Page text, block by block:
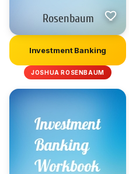
Investment Banking
JOSHUA ROSENBAUM